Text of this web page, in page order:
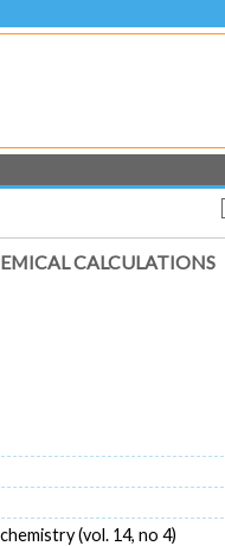
CALCULATIONS
(vol. 14, no 4)